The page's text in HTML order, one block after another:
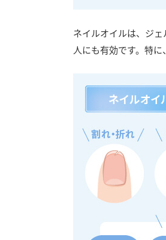
ネイルオイルは、ジ
人にも有効です。特に